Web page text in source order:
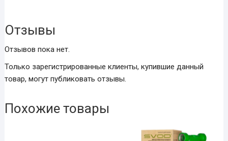
Отзывы
Отзывов пока нет.
Только зарегистрированные клиенты, купившие данный
товар, могут публиковать отзывы.
Похожие товары